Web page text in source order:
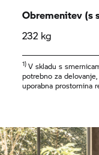
Obremenitev (s
232 kg
1)V skladu s
potrebno za
uporabna prostornina